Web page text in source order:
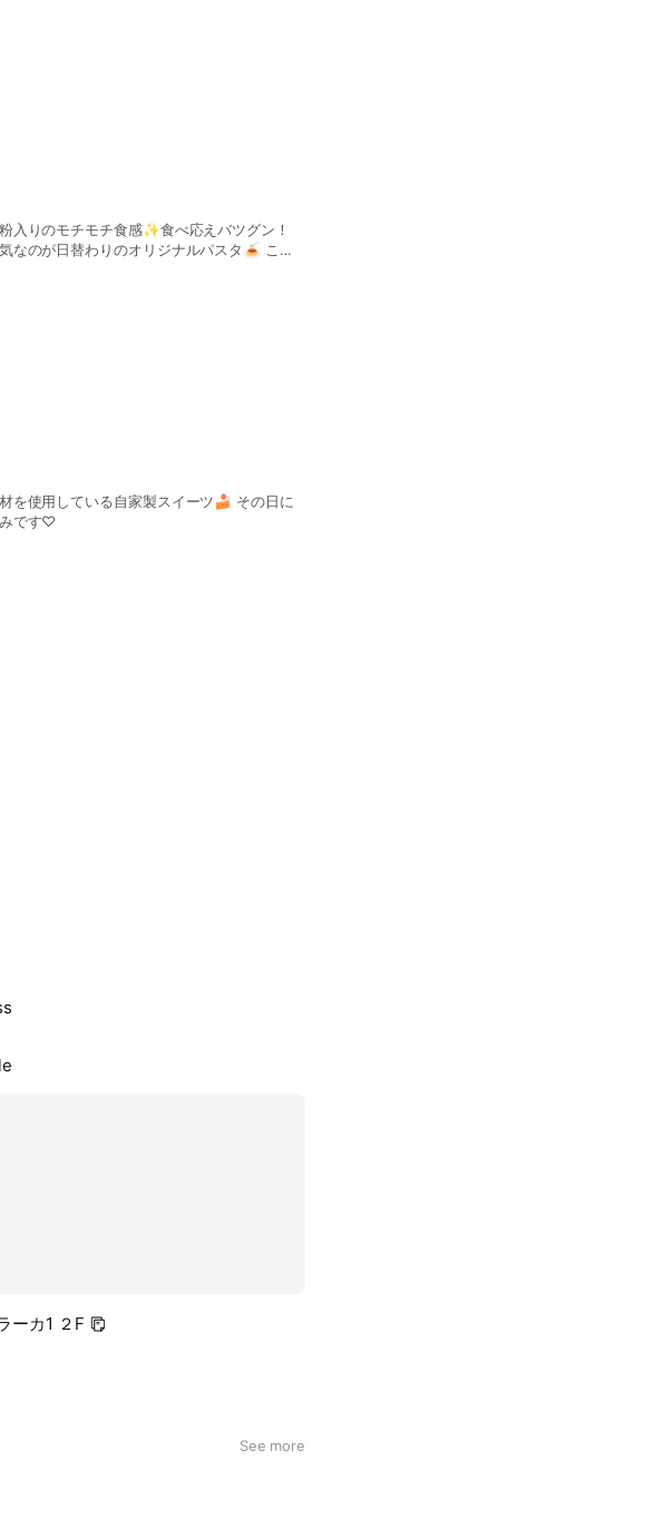
入りのモチモチ食感✨食べ応えバツグン！
なのが日替わりのオリジナルパスタ🍝 ここ
を使用している自家製スイーツ🍰 その日に
みです♡
ーカ1 ２F
See more